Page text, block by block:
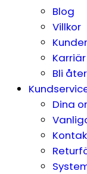
Blog
Villkor
Kunder
Karriär
Bli
Dina